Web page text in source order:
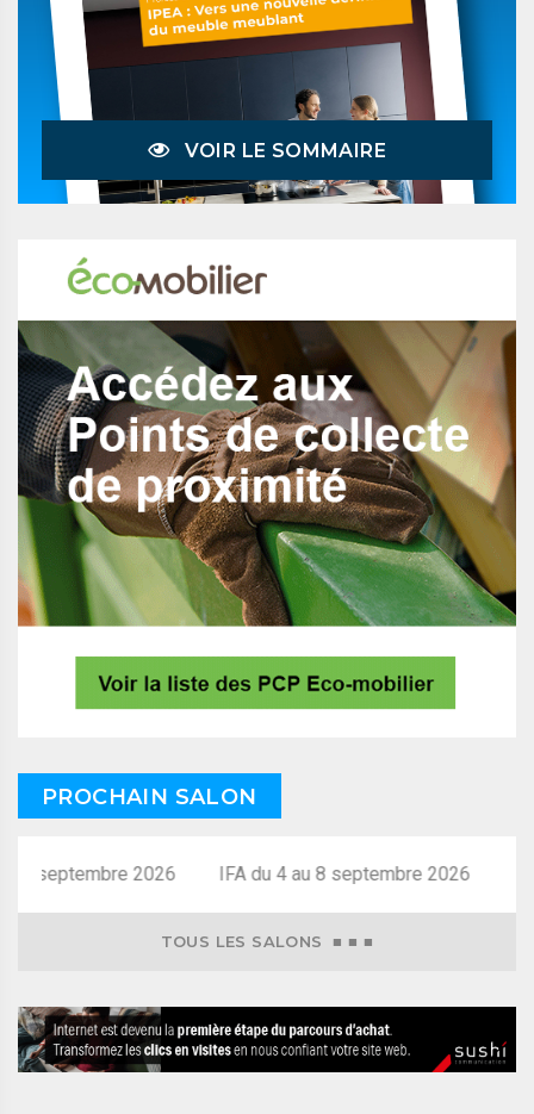
VOIR LE SOMMAIRE
PROCHAIN SALON
septembre 2026
TOUS LES SALONS ■ ■ ■